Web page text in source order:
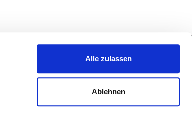
Alle zulassen
Ablehnen
Datenschutz